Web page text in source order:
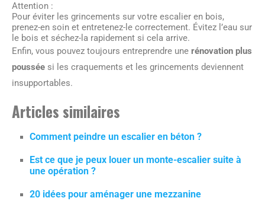
Attention :
Pour éviter les grincements sur votre escalier en bois,
prenez-en soin et entretenez-le correctement. Évitez l’eau sur
le bois et séchez-la rapidement si cela arrive.
Enfin, vous pouvez toujours entreprendre une rénovation plus
poussée si les craquements et les grincements deviennent
insupportables.
Articles similaires
Comment peindre un escalier en béton ?
Est ce que je peux louer un monte-escalier suite à
une opération ?
20 idées pour aménager une mezzanine